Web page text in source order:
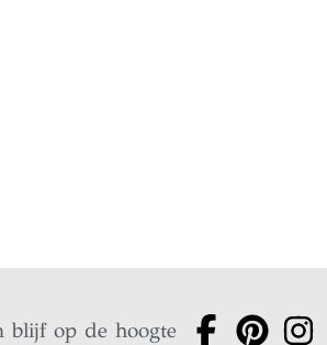
blijf op de hoogte